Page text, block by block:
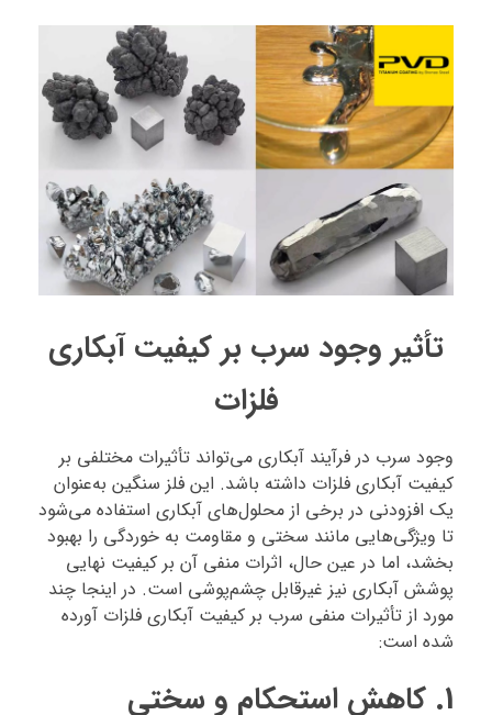
تأثیر وجود سرب بر کیفیت آبکاری
فلزات
وجود سرب در فرآیند آبکاری می‌تواند تأثیرات مختلفی بر
کیفیت آبکاری فلزات داشته باشد. این فلز سنگین به‌عنوان
یک افزودنی در برخی از محلول‌های آبکاری استفاده می‌شود
تا ویژگی‌هایی مانند سختی و مقاومت به خوردگی را بهبود
بخشد، اما در عین حال، اثرات منفی آن بر کیفیت نهایی
پوشش آبکاری نیز غیرقابل چشم‌پوشی است. در اینجا چند
مورد از تأثیرات منفی سرب بر کیفیت آبکاری فلزات آورده
شده است:
1. کاهش استحکام و سختی